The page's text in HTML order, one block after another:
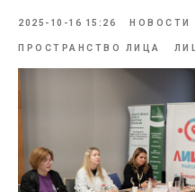
2025-10-16 15:26 НОВОСТИ
ПРОСТРАНСТВО ЛИЦА